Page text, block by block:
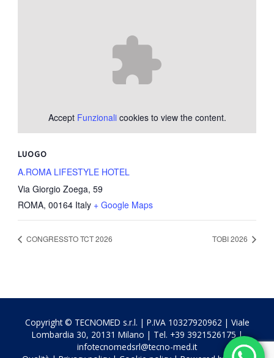
LUOGO
A.ROMA LIFESTYLE HOTEL
Via Giorgio Zoega, 59
ROMA, 00164 Italy + Google Maps
Accept Funzionalicookies to view the content.
CONGRESSTO TCT 2026 TOBI 2026
Copyright © TECNOMED s.r.l. | P.IVA 10327920962 | Viale
Lombardia 30, 20131 Milano | Tel. +39 3921526175 |
infotecnomedsrl@tecno-med.it